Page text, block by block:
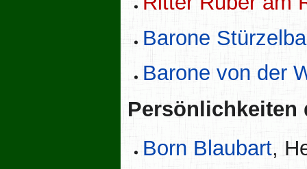
Barone
Barone von der
Persönlichkeiten
Born Blaubart,